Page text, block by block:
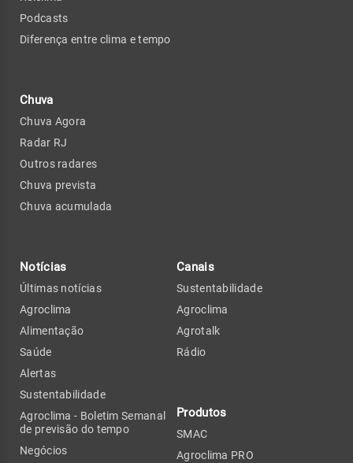
Podcasts
Diferença entre clima e tempo
Chuva
Chuva Agora
Radar RJ
Outros radares
Chuva prevista
Chuva acumulada
Notícias
Últimas notícias
Agroclima
Alimentação
Saúde
Alertas
Sustentabilidade
Agroclima - Boletim Semanal
de previsão do tempo
Negócios
Canais
Sustentabilidade
Agroclima
Agrotalk
Rádio
Produtos
SMAC
Agroclima PRO